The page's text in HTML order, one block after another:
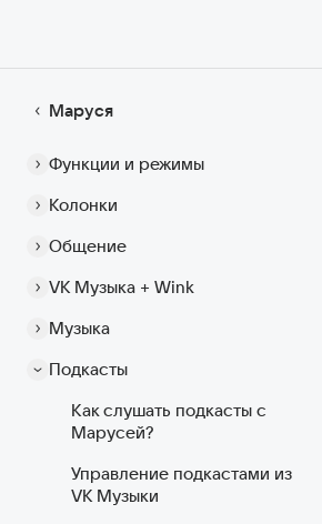
Маруся
Функции и режимы
Колонки
Общение
VK Музыка + Wink
Музыка
Подкасты
Как слушать подкасты с
Марусей?
Управление подкастами из
VK Музыки